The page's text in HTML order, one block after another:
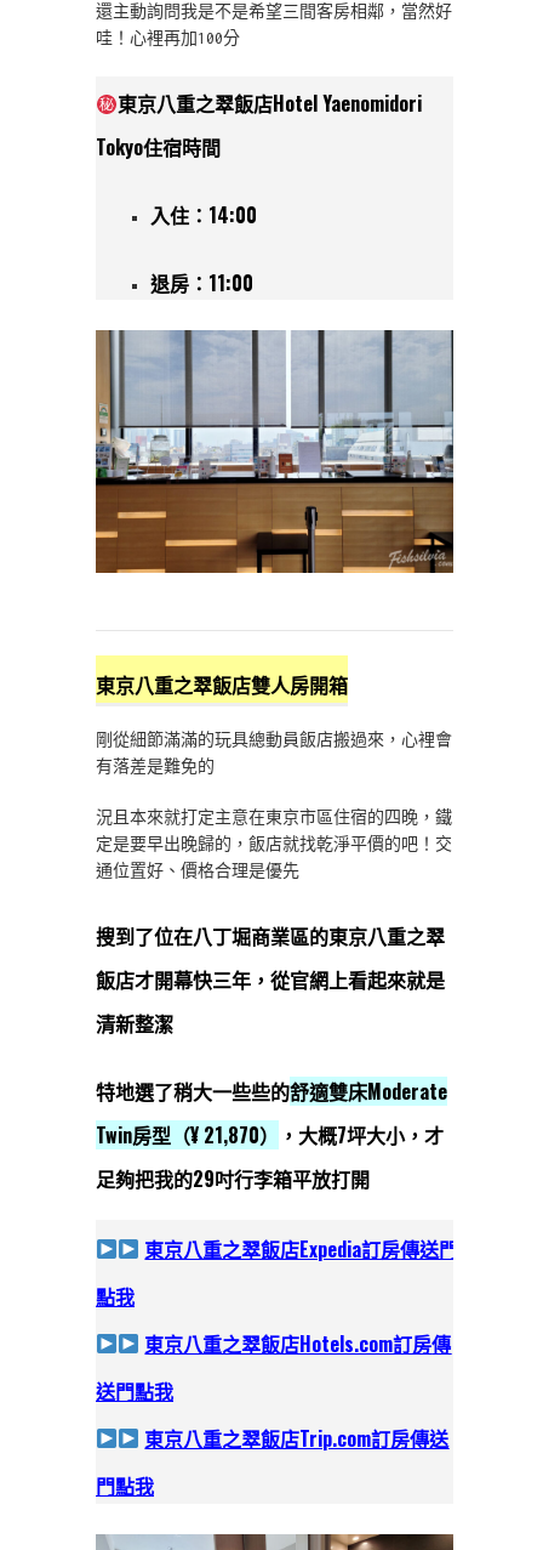
還主動詢問我是不是希望三間客房相鄰，當然好
哇！心裡再加100分
東京八重之翠飯店Hotel Yaenomidori
Tokyo住宿時間
入住：14:00
退房：11:00
東京八重之翠飯店雙人房開箱
剛從細節滿滿的玩具總動員飯店搬過來，心裡會
有落差是難免的
況且本來就打定主意在東京市區住宿的四晚，鐵
定是要早出晚歸的，飯店就找乾淨平價的吧！交
通位置好、價格合理是優先
搜到了位在八丁堀商業區的東京八重之翠
飯店才開幕快三年，從官網上看起來就是
清新整潔
特地選了稍大一些些的舒適雙床Moderate
Twin房型（¥ 21,870）
，大概7坪大小，才
足夠把我的29吋行李箱平放打開
東京八重之翠飯店Expedia訂房傳送門
點我
東京八重之翠飯店Hotels.com訂房傳
送門點我
東京八重之翠飯店Trip.com訂房傳送
門點我